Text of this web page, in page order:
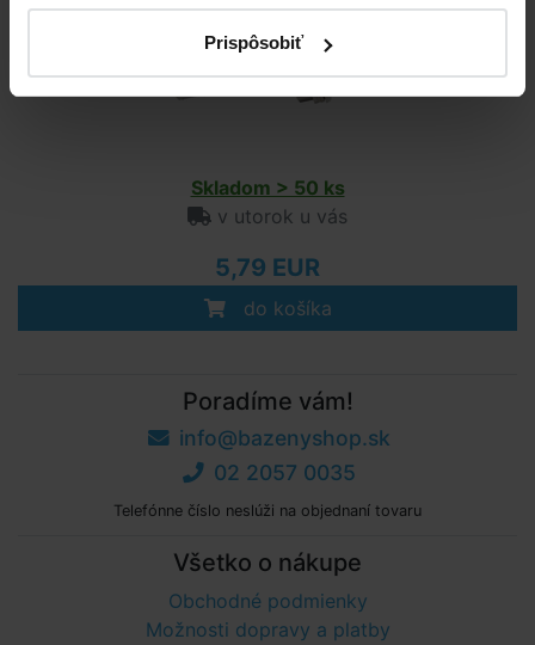
Prispôsobiť
Skladom > 50 ks
v utorok u vás
5,79 EUR
do košíka
Poradíme vám!
info@bazenyshop.sk
02 2057 0035
Telefónne číslo neslúži na objednaní tovaru
Všetko o nákupe
Obchodné podmienky
Možnosti dopravy a platby